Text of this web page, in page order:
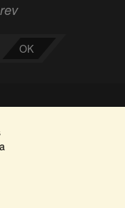
OK
/ alkolås